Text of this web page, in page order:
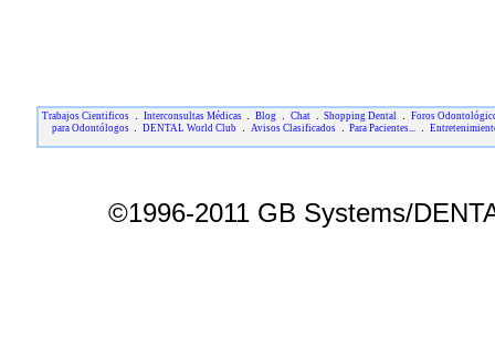
Trabajos Cientificos Interconsultas Médicas Blog Chat Shopping Dental
Foros
para Odontólogos
DENTAL World Club Avisos Clasificados Para Pacientes...
©1996-2011 GB Systems/